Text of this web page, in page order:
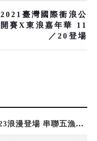
2021臺灣國際衝浪公
開賽X東浪嘉年華 11
／20登場
「東北角外澳月夜」8/22-8/23浪漫登場 串聯五漁村、音樂、市集、火舞與慢旅共度夏夜